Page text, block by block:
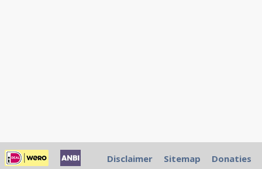
Disclaimer Sitemap Donaties